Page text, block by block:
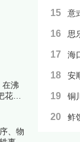
在沸
椒
老
、物
15 意
16 思
17 海
18 安
19 铜
20 鲊